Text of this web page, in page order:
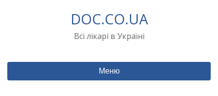
DOC.CO.UA
Всі лікарі в Україні
Меню